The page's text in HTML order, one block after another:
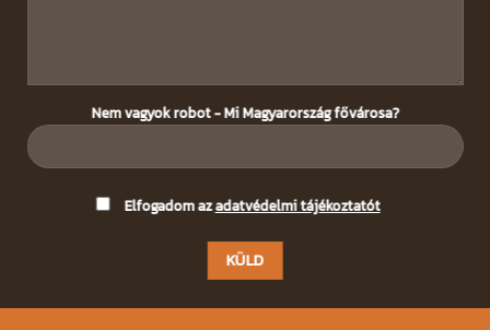
Nem vagyok robot - Mi Magyarország fővárosa?
Elfogadom azadatvédelmi tájékoztatót